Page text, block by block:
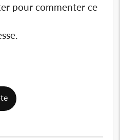
pour commenter ce